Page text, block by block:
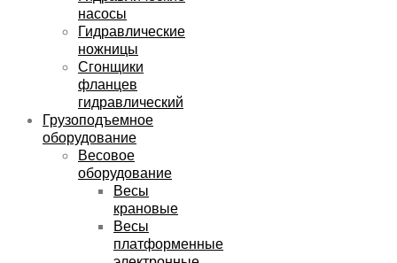
насосы
Гидравлические
ножницы
Сгонщики
фланцев
гидравлический
Грузоподъемное
оборудование
Весовое
оборудование
Весы
крановые
Весы
платформенные